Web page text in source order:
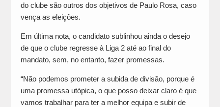
do clube são outros dos objetivos de Paulo Rosa, caso
vença as eleições.
Em última nota, o candidato sublinhou ainda o desejo
de que o clube regresse à Liga 2 até ao final do
mandato, sem, no entanto, fazer promessas.
“Não podemos prometer a subida de divisão, porque é
uma promessa utópica, o que posso deixar claro é que
vamos trabalhar para ter a melhor equipa e subir de